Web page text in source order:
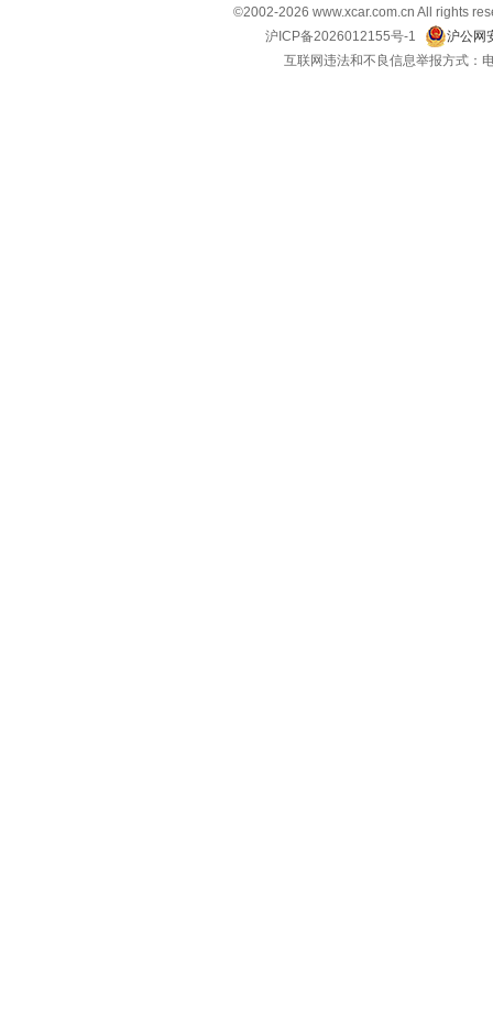
©2002-2026 www.xcar.com.cn All rights
沪ICP备2026012155号-1
沪公网
互联网违法和不良信息举报方式：